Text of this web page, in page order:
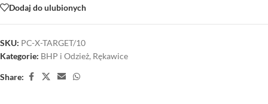
Dodaj do ulubionych
SKU: PC-X-TARGET/10
Kategorie: BHP i Odzież, Rękawice
Share: